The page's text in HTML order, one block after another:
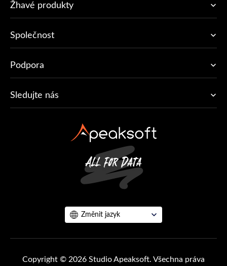
Žhavé produkty
Společnost
Podpora
Sledujte nás
Změnit jazyk
Copyright © 2026 Studio Apeaksoft. Všechna práva